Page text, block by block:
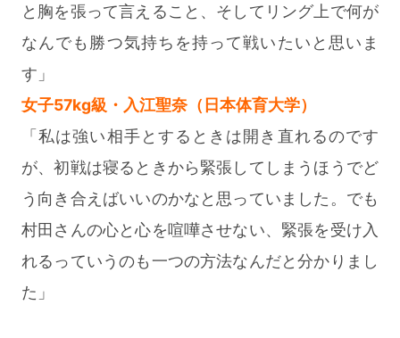
と胸を張って言えること、そしてリング上で何が
なんでも勝つ気持ちを持って戦いたいと思いま
す」
女子57kg級・入江聖奈（日本体育大学）
「私は強い相手とするときは開き直れるのです
が、初戦は寝るときから緊張してしまうほうでど
う向き合えばいいのかなと思っていました。でも
村田さんの心と心を喧嘩させない、緊張を受け入
れるっていうのも一つの方法なんだと分かりまし
た」